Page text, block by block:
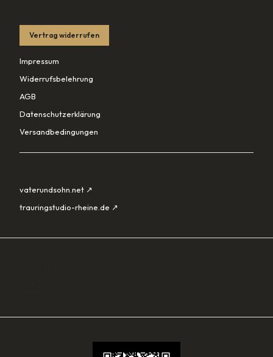
Vertrag widerrufen
Impressum
Widerrufsbelehrung
AGB
Datenschutzerklärung
Versandbedingungen
vaterundsohn.net ↗
trauringstudio-rheine.de ↗